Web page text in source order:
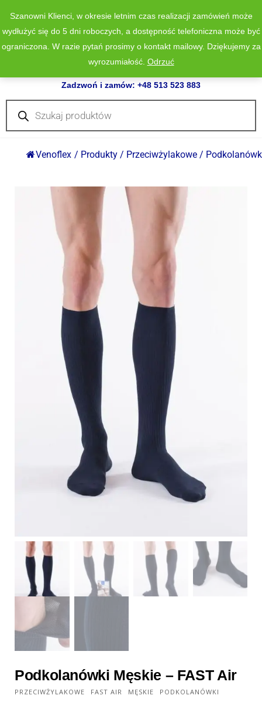
Zadzwoń i zamów: +48 513 523 883
Wyszukiwarka
produktów
Venoflex / Produkty / Przeciwżylakowe /
Podkolanówki Męskie – FAST Air
PRZECIWŻYLAKOWE FAST AIR MĘSKIE PODKOLANÓWKI
Szanowni Klienci, w okresie letnim czas realizacji zamówień może
wydłużyć się do 5 dni roboczych, a dostępność telefoniczna może być
ograniczona. W razie pytań prosimy o kontakt mailowy. Dziękujemy za
wyrozumiałość. Odrzuć